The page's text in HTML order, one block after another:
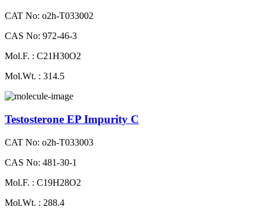
CAT No: o2h-T033002
CAS No: 972-46-3
Mol.F. : C21H30O2
Mol.Wt. : 314.5
Testosterone EP Impurity C
CAT No: o2h-T033003
CAS No: 481-30-1
Mol.F. : C19H28O2
Mol.Wt. : 288.4